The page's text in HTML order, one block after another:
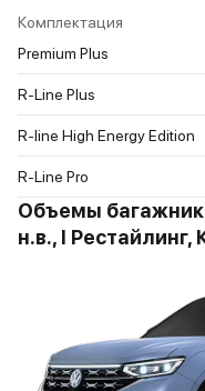
Комплектация
Premium Plus
R-Line Plus
R-line High Energy Edition
R-Line Pro
Объемы
н.в., I